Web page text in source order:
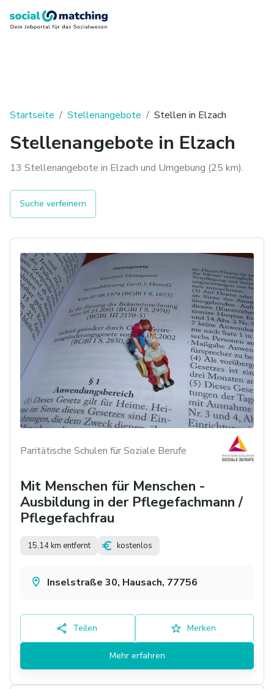
Startseite / Stellenangebote / Stellen in Elzach
Stellenangebote in Elzach
13 Stellenangebote in Elzach und Umgebung (25 km).
Suche verfeinern
Paritätische Schulen für Soziale Berufe
Mit Menschen für Menschen -
Ausbildung in der Pflegefachmann /
Pflegefachfrau
15,14 km entfernt kostenlos
Inselstraße 30, Hausach, 77756
Teilen Merken
Mehr erfahren